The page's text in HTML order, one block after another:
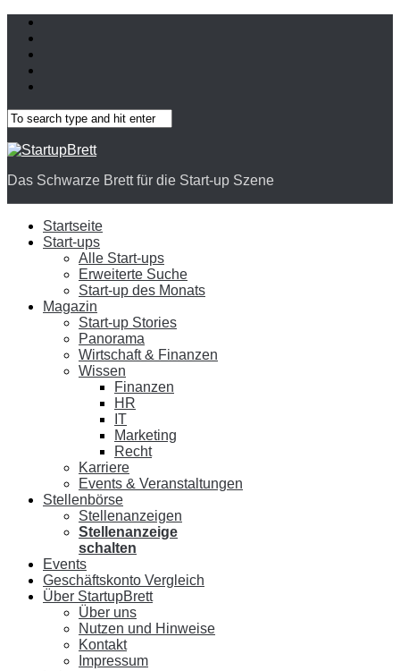
Das Schwarze Brett für die Start-up Szene
Startseite
Start-ups
Alle Start-ups
Erweiterte Suche
Start-up des Monats
Magazin
Start-up Stories
Panorama
Wirtschaft & Finanzen
Wissen
Finanzen
HR
IT
Marketing
Recht
Karriere
Events & Veranstaltungen
Stellenbörse
Stellenanzeigen
Stellenanzeige
schalten
Events
Geschäftskonto Vergleich
Über StartupBrett
Über uns
Nutzen und Hinweise
Kontakt
Impressum